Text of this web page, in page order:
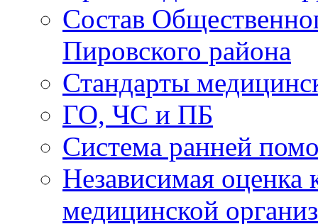
Состав
Пировского района
Стандарты
ГО, ЧС и ПБ
Система ранней
Независимая оценка
медицинской